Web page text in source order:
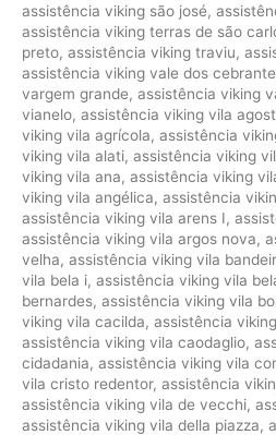
assistência viking são josé,
assistência viking terras de são
preto, assistência viking traviu,
assistência viking vale dos
vargem grande, assistência viking
vianelo, assistência viking vila
viking vila agrícola, assistência
viking vila alati, assistência viking
viking vila ana, assistência viking
viking vila angélica, assistência
assistência viking vila arens I,
assistência viking vila argos nova,
velha, assistência viking vila
vila bela i, assistência viking vila
bernardes, assistência viking vila
viking vila cacilda, assistência
assistência viking vila caodaglio,
cidadania, assistência viking vila
vila cristo redentor, assistência
assistência viking vila de vecchi,
assistência viking vila della piazza,